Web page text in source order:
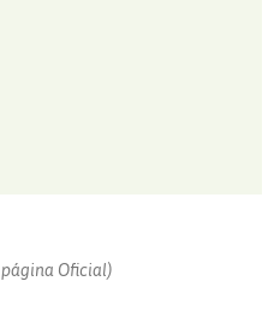
Oficial)